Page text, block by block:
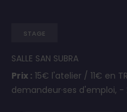
STAGE
SALLE SAN SUBRA
Prix : 15€ l'atelier / 11€ en
demandeur·ses d'emploi, -